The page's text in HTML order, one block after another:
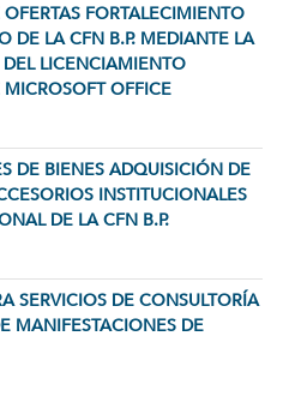
FORTALECIMIENTO
DE LA CFN B.P. MEDIANTE LA
LICENCIAMIENTO
MICROSOFT OFFICE
DE BIENES ADQUISICIÓN DE
INSTITUCIONALES
DE LA CFN B.P.
SERVICIOS DE CONSULTORÍA
MANIFESTACIONES DE